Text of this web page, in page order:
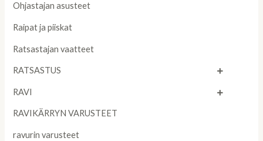
Ohjastajan asusteet
Raipat ja piiskat
Ratsastajan vaatteet
RATSASTUS
RAVI
RAVIKÄRRYN VARUSTEET
ravurin varusteet